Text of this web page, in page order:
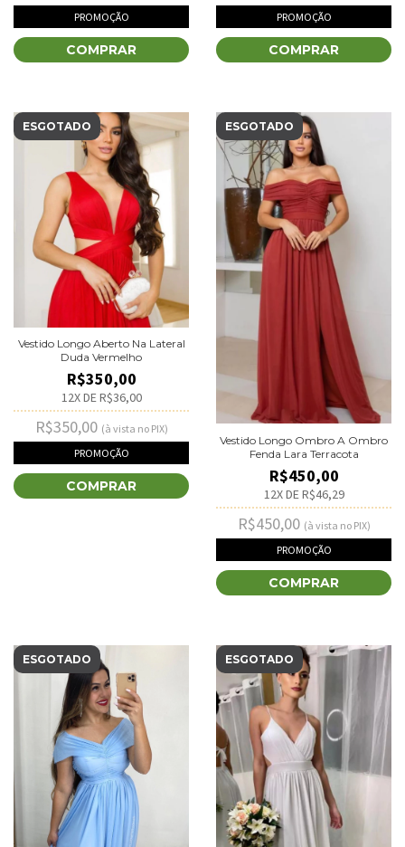
PROMOÇÃO
COMPRAR
PROMOÇÃO
COMPRAR
ESGOTADO
Vestido Longo Aberto Na Lateral
Duda Vermelho
R$350,00
12X DER$36,00
R$350,00 (à vista no PIX)
PROMOÇÃO
COMPRAR
ESGOTADO
Vestido Longo Ombro A Ombro
Fenda Lara Terracota
R$450,00
12X DER$46,29
R$450,00 (à vista no PIX)
PROMOÇÃO
COMPRAR
ESGOTADO ESGOTADO